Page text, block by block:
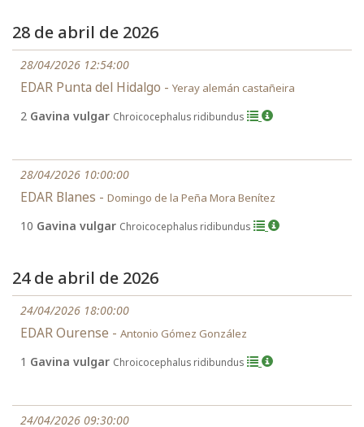
28 de abril de 2026
28/04/2026 12:54:00
EDAR Punta del Hidalgo - Yeray alemán castañeira
2 Gavina vulgar Chroicocephalus ridibundus
28/04/2026 10:00:00
EDAR Blanes - Domingo de la Peña Mora Benítez
10 Gavina vulgar Chroicocephalus ridibundus
24 de abril de 2026
24/04/2026 18:00:00
EDAR Ourense - Antonio Gómez González
1 Gavina vulgar Chroicocephalus ridibundus
24/04/2026 09:30:00